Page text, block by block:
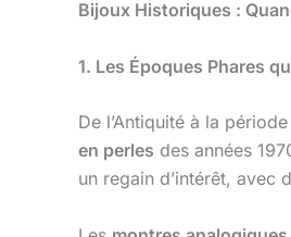
Bijoux Historiques :
1. Les Époques Phares
De l’Antiquité à la
en perles des années
un regain d’intérêt, avec